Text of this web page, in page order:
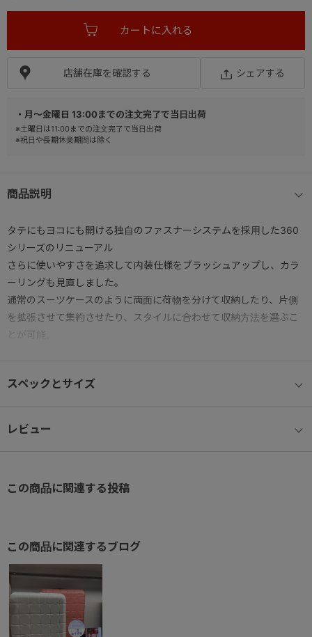
・月～金曜日 13:00までの注文完了で当日出荷
※土曜日は11:00までの注文完了で当日出荷
※祝日や長期休業期間は除く
商品説明
タテにもヨコにも開ける独自のファスナーシステムを採用した360
シリーズのリニューアル
さらに使いやすさを追求して内装仕様をブラッシュアップし、カラ
ーリングも見直しました。
通常のスーツケースのように両面に荷物を分けて収納したり、片側
を拡張させて集約させたり、スタイルに合わせて収納方法を選ぶこ
とが可能。
2～3日の旅行向け。国際線、国内線100席以上の航空機に対応。
● 360度オープン
● マジックストップ®
ホイール部には滑らかな走行を可能にする、ベアリング内蔵のベア
ロンホイールを搭載。
● サイレントキャスター®
スペックとサイズ
レビュー
店舗在庫を確認する シェアする
この商品に関連する投稿
この商品に関連するブログ